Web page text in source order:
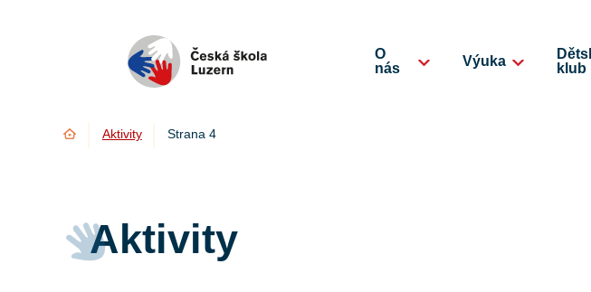
O
nás
Výuka
klub
Úvod Aktivity Strana 4
Aktivity